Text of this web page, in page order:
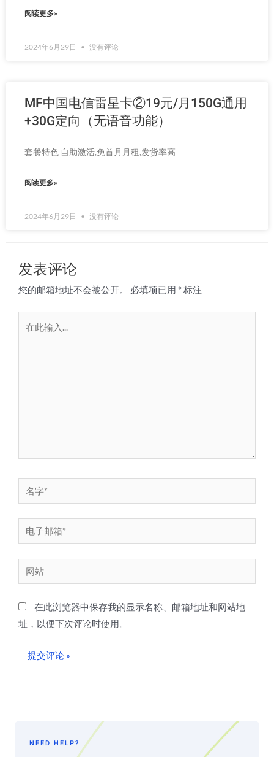
阅读更多»
2024年6月29日 没有评论
MF中国电信雷星卡②19元/月150G通用
+30G定向（无语音功能）
套餐特色 自助激活,免首月月租,发货率高
阅读更多»
2024年6月29日 没有评论
发表评论
您的邮箱地址不会被公开。 必填项已用 * 标注
字
*
电
子
邮
箱
网
站
在此浏览器中保存我的显示名称、邮箱地址和网站地
址，以便下次评论时使用。
NEED HELP?